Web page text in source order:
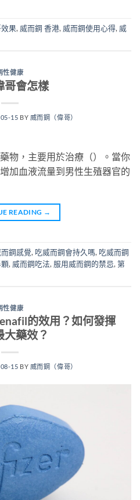
果, 威而鋼 香港, 威而鋼使用心得, 威
性健康
哥會怎樣
15 BY 威而鋼（偉哥）
物，主要用於治療（）。當你
加血液流量到男性生殖器官的
READING →
鋼感覺, 吃威而鋼會持久嗎, 吃威而鋼
, 威而鋼吃法, 服用威而鋼的禁忌, 第
性健康
的效用？如何發揮
大藥效？
15 BY 威而鋼（偉哥）